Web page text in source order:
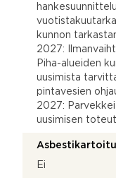
kunnon
2027:
Piha-alueiden
uusimista
pintavesien
2027:
uusimisen
Ei